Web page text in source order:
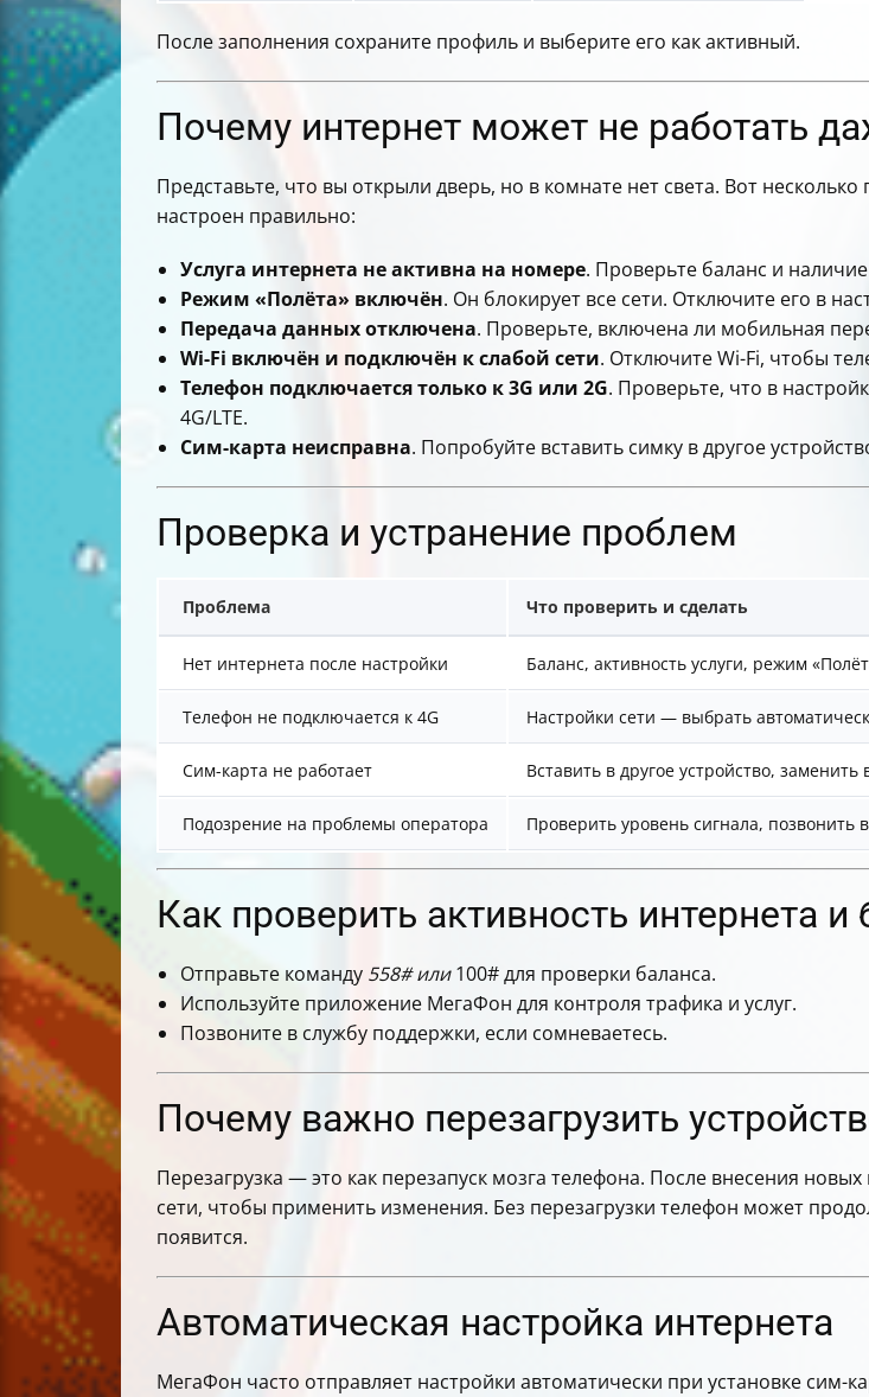
После заполнения сохраните профиль и выберите его как активный.
Почему интернет может не работать
Представьте, что вы открыли дверь, но в комнате нет света. Вот
настроен правильно:
Услуга интернета не активна на номере. Проверьте баланс и
Режим «Полёта» включён. Он блокирует все сети. Отключите его в
Передача данных отключена. Проверьте, включена ли мобильная
Wi-Fi включён и подключён к слабой сети. Отключите Wi-Fi, чтобы
Телефон подключается только к 3G или 2G. Проверьте, что в
4G/LTE.
Сим-карта неисправна. Попробуйте вставить симку в другое
Проверка и устранение проблем
Проблема Что проверить и сделать
Нет интернета после настройки Баланс, активность услуги, режим
Телефон не подключается к 4G Настройки сети — выбрать
Сим-карта не работает Вставить в другое устройство,
Подозрение на проблемы оператора Проверить уровень сигнала, позвонить
Как проверить активность интернета
Отправьте команду 558# или100# для проверки баланса.
Используйте приложение МегаФон для контроля трафика и услуг.
Позвоните в службу поддержки, если сомневаетесь.
Почему важно перезагрузить
Перезагрузка — это как перезапуск мозга телефона. После внесения
сети, чтобы применить изменения. Без перезагрузки телефон может
появится.
Автоматическая настройка интернета
МегаФон часто отправляет настройки автоматически при установке сим-